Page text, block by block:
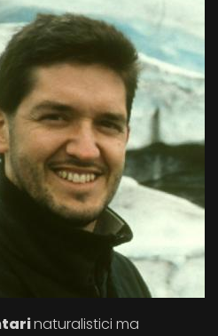
naturalistici ma